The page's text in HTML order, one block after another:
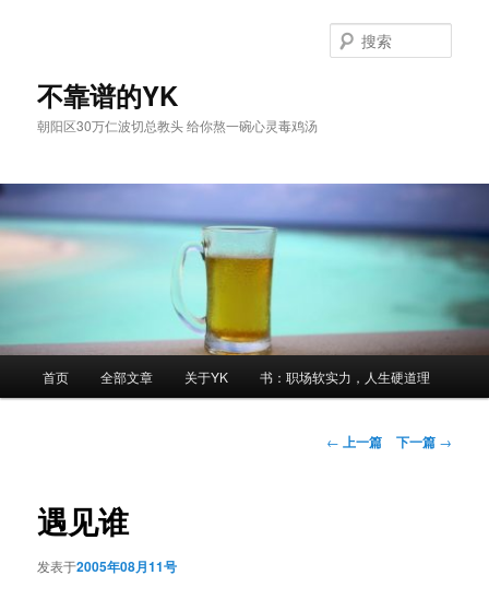
不靠谱的YK
朝阳区30万仁波切总教头 给你熬一碗心灵毒鸡汤
索
首页 全部文章 关于YK 书：职场软实力，人生硬道理
文← 上一篇 下一篇 →
遇见谁
发表于2005年08月11号